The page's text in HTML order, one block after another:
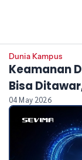
Dunia Kampus
Keamanan
Bisa
04 May 2026